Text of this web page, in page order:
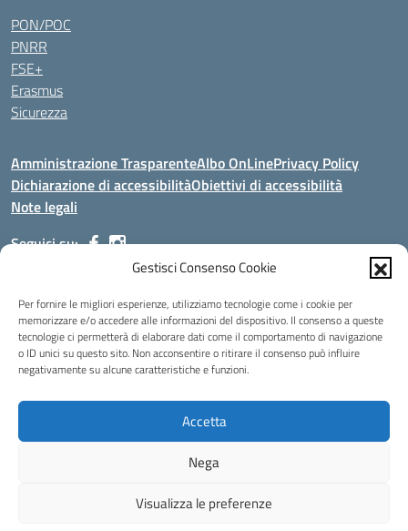
Gestisci Consenso Cookie
Per fornire le migliori esperienze, utilizziamo tecnologie come i cookie per
memorizzare e/o accedere alle informazioni del dispositivo. Il consenso a queste
tecnologie ci permetterà di elaborare dati come il comportamento di navigazione
o ID unici su questo sito. Non acconsentire o ritirare il consenso può influire
negativamente su alcune caratteristiche e funzioni.
Accetta
Nega
Visualizza le preferenze
PON/POC
PNRR
FSE+
Erasmus
Sicurezza
Amministrazione TrasparenteAlbo OnLinePrivacy Policy
Dichiarazione di accessibilitàObiettivi di accessibilità
Note legali
Seguici su:
Indirizzo:Via Malagrida, 3 - 22017 Menaggio (CO)
Centralino:+39 0344.32.539 Email:cois00100g@istruzione.it
Posta elettronica certificata (PEC):cois00100g@pec.istruzione.it
Codice fiscale: 84004690131
Codice Indice delle Pubbliche Amministrazioni (IPA): istsc_cois00100g
Codice unico di fatturazione (CUF): UFMDNA
Idea e progetto di Designers Italia